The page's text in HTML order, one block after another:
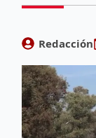
Redacción